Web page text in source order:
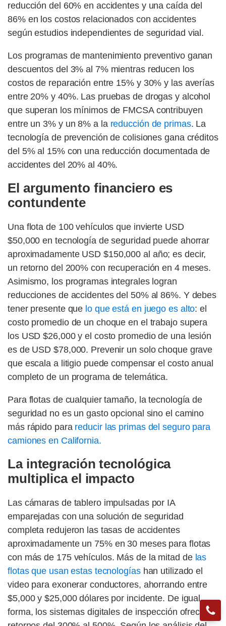
reducción del 60% en accidentes y una caída del
86% en los costos relacionados con accidentes
según estudios independientes de seguridad vial.
Los programas de mantenimiento preventivo ganan
descuentos del 3% al 7% mientras reducen los
costos de reparación entre 15% y 30% y las averías
entre 20% y 40%. Las pruebas de drogas y alcohol
que superan los mínimos de FMCSA contribuyen
entre un 3% y un 8% a la reducción de primas. La
tecnología de prevención de colisiones gana créditos
del 5% al 15% con una reducción documentada de
accidentes del 20% al 40%.
El argumento financiero es
contundente
Una flota de 100 vehículos que invierte USD
$50,000 en tecnología de seguridad puede ahorrar
aproximadamente USD $150,000 al año; es decir,
un retorno del 200% con recuperación en 4 meses.
Asimismo, los programas integrales logran
reducciones de accidentes del 50% al 86%. Y debes
tener presente que lo que está en juego es alto: el
costo promedio de un choque en el trabajo supera
los USD $26,000 y el costo promedio de una lesión
es de USD $78,000. Prevenir un solo choque grave
que escala a litigio puede compensar el costo anual
completo de un programa de telemática.
Para flotas de cualquier tamaño, la tecnología de
seguridad no es un gasto opcional sino el camino
más rápido para reducir las primas del seguro para
camiones en California.
La integración tecnológica
multiplica el impacto
Las cámaras de tablero impulsadas por IA
emparejadas con una solución de seguridad
completa redujeron las tasas de accidentes
aproximadamente un 75% en 30 meses para flotas
con más de 175 vehículos. Más de la mitad delas
flotas que usan estas tecnologíashan utilizado el
video para exonerar conductores, ahorrando entre
$5,000 y $25,000 dólares por incidente. De igual
forma, los sistemas digitales de inspección ofrecen